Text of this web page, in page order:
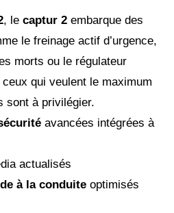
, le captur 2 embarque des
le freinage actif d’urgence,
morts ou le régulateur
qui veulent le maximum
sont à privilégier.
avancées intégrées à
actualisés
à la conduite optimisés